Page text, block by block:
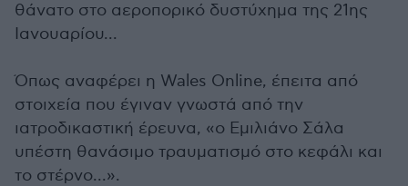
θάνατο στο αεροπορικό δυστύχημα της 21ης
Ιανουαρίου...
Όπως αναφέρει η Wales Online, έπειτα από
στοιχεία που έγιναν γνωστά από την
ιατροδικαστική έρευνα, «ο Εμιλιάνο Σάλα
υπέστη θανάσιμο τραυματισμό στο κεφάλι και
το στέρνο...».